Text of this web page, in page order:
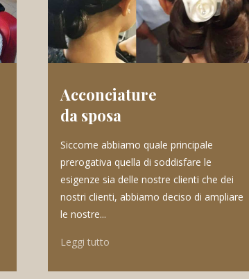
Acconciature
da sposa
Siccome abbiamo quale principale
prerogativa quella di soddisfare le
esigenze sia delle nostre clienti che dei
nostri clienti, abbiamo deciso di ampliare
le nostre...
Leggi tutto